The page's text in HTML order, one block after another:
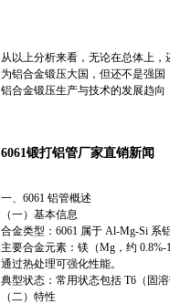
从以上分析来看，无论在总体上
为铝合金锻压大国，但还不是强
铝合金锻压生产与技术的发展趋向
6061锻打铝管厂家直销新闻
一、6061 铝管概述
（一）基本信息
合金类型：6061 属于 Al-Mg-Si 系
主要合金元素：镁（Mg，约 0.8%-
通过热处理可强化性能。
典型状态：常用状态包括 T6（固
（二）特性